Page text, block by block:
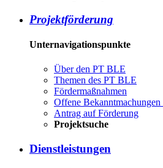
Pro­jekt­för­de­rung
Unternavigationspunkte
Über den PT BLE
The­men des PT BLE
För­der­maß­nah­men
Of­fe­ne
An­trag auf För­de­rung
Pro­jekt­su­che
Dienst­leis­tun­gen